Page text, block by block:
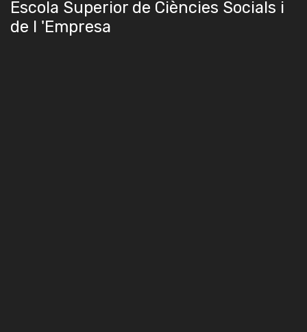
Escola Superior de Ciències Socials i
de l 'Empresa